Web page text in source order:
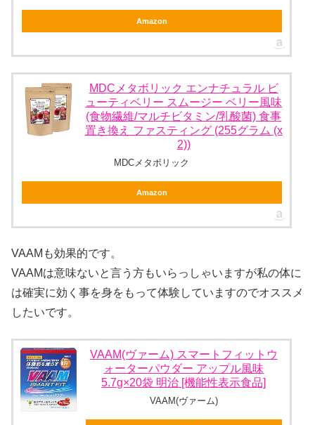
Amazon
MDCメタボリック エンナチュラル ビ
ューティベリー スムージー ベリー風味
(食物繊維/マルチビタミン/乳酸菌) 食事
置き換え ファスティング (255グラム (x
2))
MDCメタボリック
Amazon
VAAMも効果的です。
VAAMは意味ないと言う方もいらっしゃいますが私の体に
は確実に効く事を身をもって体験していますのでオススメ
したいです。
VAAM(ヴァーム) スマートフィットウ
ォーターパウダー アップル風味
5.7g×20袋 明治 [機能性表示食品]
VAAM(ヴァーム)